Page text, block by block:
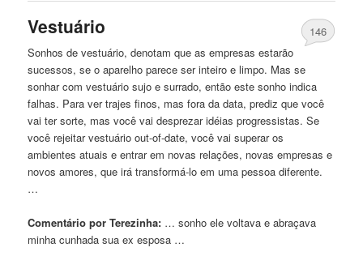
Vestuário
146
Sonhos de vestuário, denotam que as empresas estarão
sucessos, se o aparelho parece ser inteiroe limpo. Mas se
sonhar com vestuário sujoe surrado, então este sonho indica
falhas. Para ver trajes finos, mas fora da data, prediz que você
vai ter sorte, mas você vai desprezar idéias progressistas. Se
você rejeitar vestuário out-of-date, você vai superar os
ambientes atuaise entrar em novas relações, novas empresase
novos amores, que irá transformá-lo em uma pessoa diferente.
…
Comentário por Terezinha: … sonho ele voltavae abraçava
minha cunhada sua ex esposa …